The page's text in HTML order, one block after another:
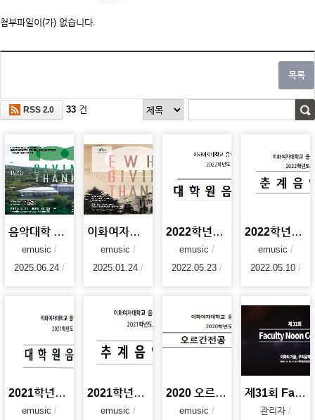
첨부파일이(가) 없습니다.
RSS 2.0 33 건
음악대학 창립 100주년 기념 음악회
emusic
2025.06.24
이화여자대학교 음악대학 100주년
emusic
2025.01.24
2022학년도 1학기 음악대학 대학원 음악회
emusic
2022.05.23
2022학년도 음악대학 춘계음악회
emusic
2022.05.10
2021학년도 음악대학 대학원음악회
emusic
2021학년도 음악대학 추계음악회
emusic
2020 오르간전공 음악회
emusic
제31회 Faculty Noon Concert '이화의 가을, 우리음악'
관리자